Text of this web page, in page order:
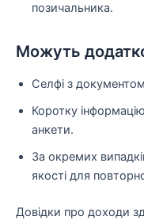
позичальника.
Можуть
Селфі з
Коротку
анкети.
За окремих
якості для
Довідки про доходи